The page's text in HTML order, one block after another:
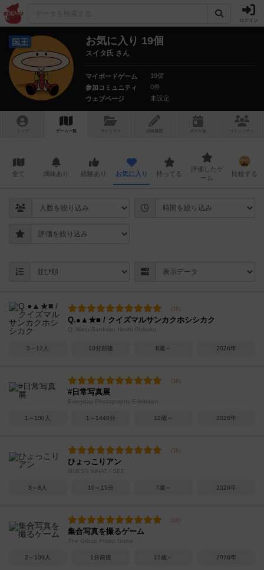
ログイン
国王 お気に入り 19個
スイタ氏 さん
マイボードゲーム
19個
参加コミュニティ
0件
ウェブページ
未設定
トップ ゲーム一覧 マイリスト 投稿履歴 ボ ドゲ コミュニティ
全て 興味あり 経験あり お気に入り 持ってる
評価したゲ
ーム
比較する
Q.●▲★■ / クイズマルサンカクホシシカク
Q. Maru Sankaku Hoshi Shikaku
3～12人 10分前後 8歳～ 2026年
#日常写真展
Everyday Photography Exhibition
1～100人 1～1440分 12歳～ 2026年
ひょっこりアン
GUESS WHAT I SEE
3～8人 10～15分 7歳～ 2026年
集合写真を撮るゲーム
The Group Photo Game
2～100人 1分前後 12歳～ 2026年